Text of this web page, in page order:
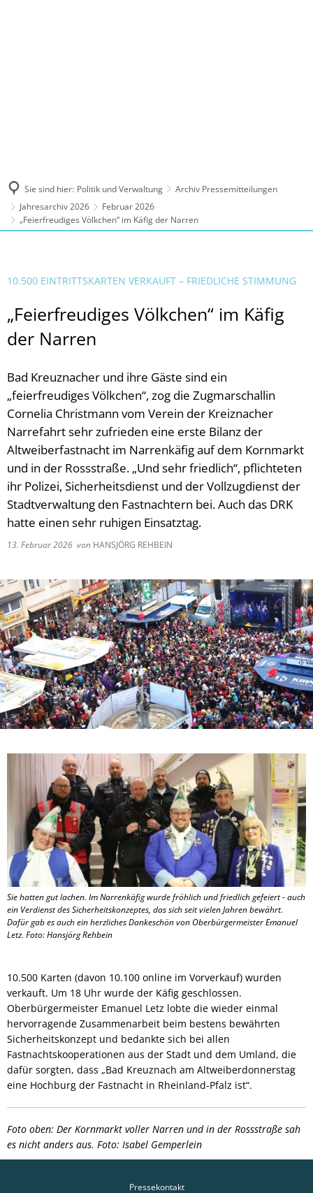
Sie sind hier: Politik und Verwaltung
Archiv Pressemitteilungen
Jahresarchiv 2026
Februar 2026
„Feierfreudiges Völkchen“ im Käfig der Narren
10.500 EINTRITTSKARTEN VERKAUFT – FRIEDLICHE STIMMUNG
„Feierfreudiges Völkchen“ im Käfig
der Narren
Bad Kreuznacher und ihre Gäste sind ein
„feierfreudiges Völkchen“, zog die Zugmarschallin
Cornelia Christmann vom Verein der Kreiznacher
Narrefahrt sehr zufrieden eine erste Bilanz der
Altweiberfastnacht im Narrenkäfig auf dem Kornmarkt
und in der Rossstraße. „Und sehr friedlich“, pflichteten
ihr Polizei, Sicherheitsdienst und der Vollzugdienst der
Stadtverwaltung den Fastnachtern bei. Auch das DRK
hatte einen sehr ruhigen Einsatztag.
13. Februar 2026 von HANSJÖRG REHBEIN
Sie hatten gut lachen. Im Narrenkäfig wurde fröhlich und friedlich gefeiert - auch
ein Verdienst des Sicherheitskonzeptes, das sich seit vielen Jahren bewährt.
Dafür gab es auch ein herzliches Dankeschön von Oberbürgermeister Emanuel
Letz. Foto: Hansjörg Rehbein
10.500 Karten (davon 10.100 online im Vorverkauf) wurden
verkauft. Um 18 Uhr wurde der Käfig geschlossen.
Oberbürgermeister Emanuel Letz lobte die wieder einmal
hervorragende Zusammenarbeit beim bestens bewährten
Sicherheitskonzept und bedankte sich bei allen
Fastnachtskooperationen aus der Stadt und dem Umland, die
dafür sorgten, dass „Bad Kreuznach am Altweiberdonnerstag
eine Hochburg der Fastnacht in Rheinland-Pfalz ist“.
Foto oben: Der Kornmarkt voller Narren und in der Rossstraße sah
es nicht anders aus. Foto: Isabel Gemperlein
Pressekontakt